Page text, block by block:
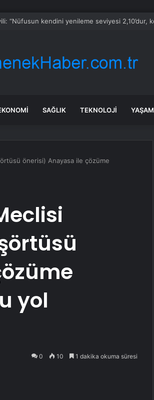
SAĞLIK TEKNOLOJI YAŞAM
önerisi) Anayasa ile çözüme
yol
0 10 1 dakika okuma süresi